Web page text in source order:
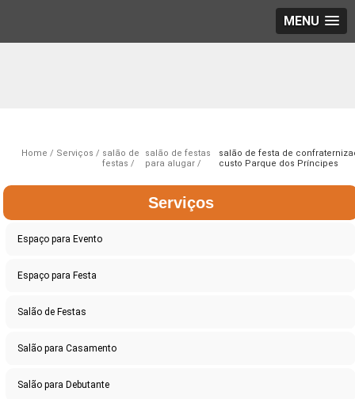
MENU
Home Serviços
salão de
festas
salão de festas
para alugar
salão de festa de
custo Parque dos Príncipes
Serviços
Espaço para Evento
Espaço para Festa
Salão de Festas
Salão para Casamento
Salão para Debutante